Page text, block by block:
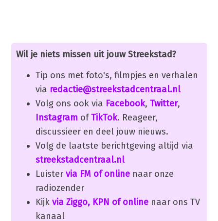
Wil je niets missen uit jouw Streekstad?
Tip ons met foto's, filmpjes en verhalen
via redactie@streekstadcentraal.nl
Volg ons ook via Facebook, Twitter,
Instagram ofTikTok. Reageer,
discussieer en deel jouw nieuws.
Volg de laatste berichtgeving altijd via
streekstadcentraal.nl
Luister via FM of onlinenaar onze
radiozender
Kijk via Ziggo, KPN of onlinenaar ons TV
kanaal